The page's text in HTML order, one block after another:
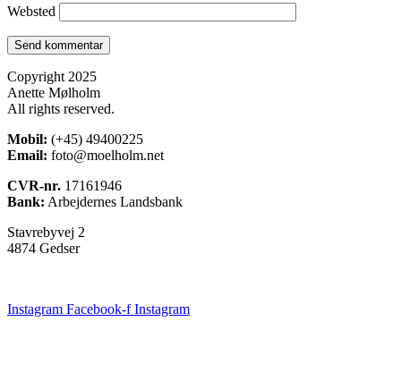
Websted
Copyright 2025
Anette Mølholm
All rights reserved.
Mobil: (+45) 49400225
Email: foto@moelholm.net
CVR-nr. 17161946
Bank: Arbejdernes Landsbank
Stavrebyvej 2
4874 Gedser
Instagram Facebook-f Instagram